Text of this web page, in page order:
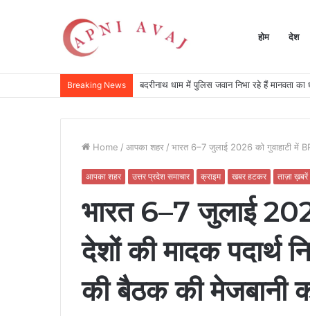
होम देश
Breaking News बदरीनाथ धाम में पुलिस जवान निभा रहे हैं मानवता का
Home / आपका शहर / भारत 6–7 जुलाई 2026 को गुवाहाटी में
आपका शहर उत्तर प्रदेश समाचार क्राइम खबर हटकर ताज़ा ख़बरें
भारत 6–7 जुलाई
देशों की मादक पदार्थ
की बैठक की मेजबानी